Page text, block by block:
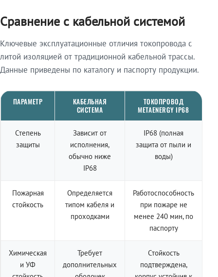
Сравнение с кабельной системой
Ключевые эксплуатационные отличия токопровода с
литой изоляцией от традиционной кабельной трассы.
Данные приведены по каталогу и паспорту продукции.
ПАРАМЕТР
КАБЕЛЬНАЯ
СИСТЕМА
ТОКОПРОВОД
METAENERGY IP68
Степень
защиты
Зависит от
исполнения,
обычно ниже
IP68
IP68 (полная
защита от пыли и
воды)
Пожарная
стойкость
Определяется
типом кабеля и
проходками
Работоспособность
при пожаре не
менее 240 мин, по
паспорту
Химическая
и УФ
Требует
дополнительных
Стойкость
подтверждена,